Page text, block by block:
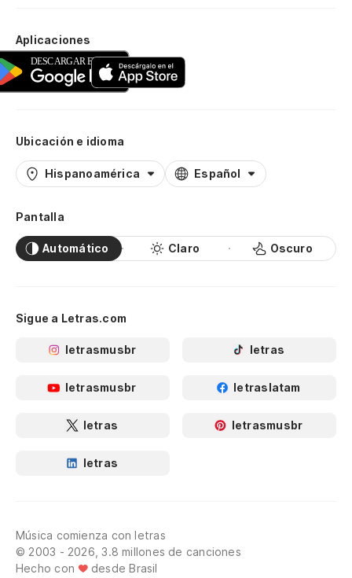
Aplicaciones
Ubicación e idioma
Hispanoamérica Español
Pantalla
Automático Claro Oscuro
Sigue a Letras.com
letrasmusbr letras
letrasmusbr letraslatam
letras letrasmusbr
letras
Música comienza con letras
© 2003 - 2026, 3.8 millones de canciones
Hecho con
desde Brasil